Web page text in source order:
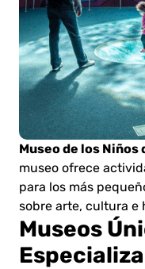
Museo de los Niños
museo ofrece
para los más
sobre arte, cultura e
Museos